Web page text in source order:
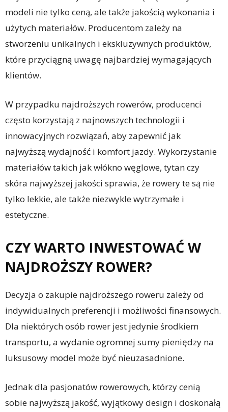
modeli nie tylko ceną, ale także jakością wykonania i
użytych materiałów. Producentom zależy na
stworzeniu unikalnych i ekskluzywnych produktów,
które przyciągną uwagę najbardziej wymagających
klientów.
W przypadku najdroższych rowerów, producenci
często korzystają z najnowszych technologii i
innowacyjnych rozwiązań, aby zapewnić jak
najwyższą wydajność i komfort jazdy. Wykorzystanie
materiałów takich jak włókno węglowe, tytan czy
skóra najwyższej jakości sprawia, że rowery te są nie
tylko lekkie, ale także niezwykle wytrzymałe i
estetyczne.
CZY WARTO INWESTOWAĆ W
NAJDROŻSZY ROWER?
Decyzja o zakupie najdroższego roweru zależy od
indywidualnych preferencji i możliwości finansowych.
Dla niektórych osób rower jest jedynie środkiem
transportu, a wydanie ogromnej sumy pieniędzy na
luksusowy model może być nieuzasadnione.
Jednak dla pasjonatów rowerowych, którzy cenią
sobie najwyższą jakość, wyjątkowy design i doskonałą